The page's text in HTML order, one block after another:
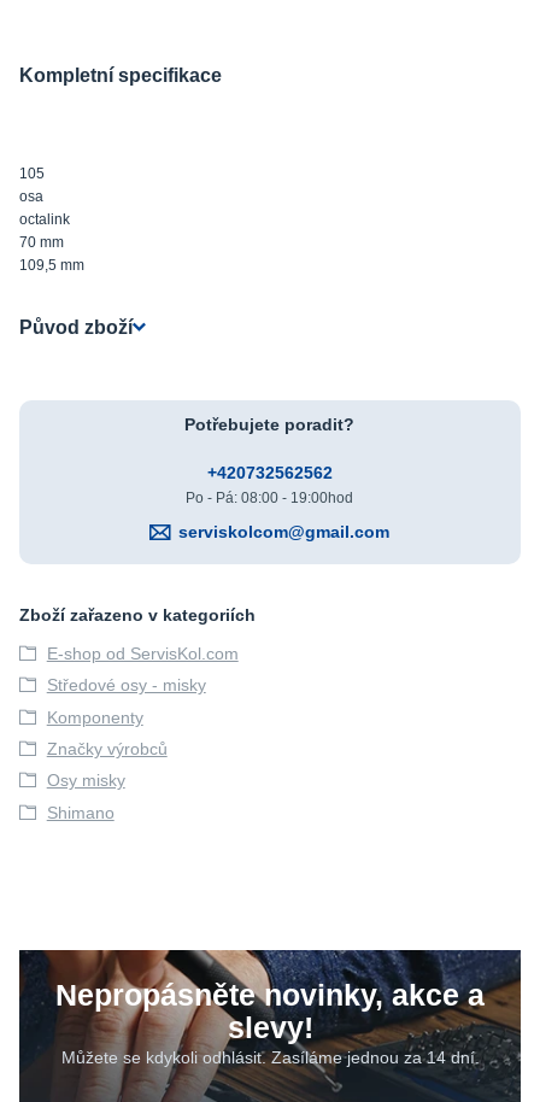
Kompletní specifikace
105
osa
octalink
70 mm
109,5 mm
Původ zboží
Potřebujete poradit?
+420732562562
Po - Pá: 08:00 - 19:00hod
serviskolcom@gmail.com
Zboží zařazeno v kategoriích
E-shop od ServisKol.com
Středové osy - misky
Komponenty
Značky výrobců
Osy misky
Shimano
Nepropásněte novinky, akce a
slevy!
Můžete se kdykoli odhlásit. Zasíláme jednou za 14 dní.